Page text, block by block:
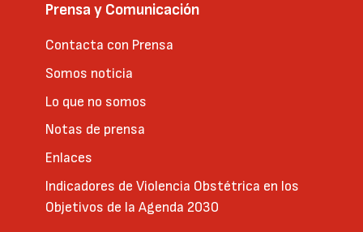
Prensa y Comunicación
Contacta con Prensa
Somos noticia
Lo que no somos
Notas de prensa
Enlaces
Indicadores de Violencia Obstétrica en los
Objetivos de la Agenda 2030